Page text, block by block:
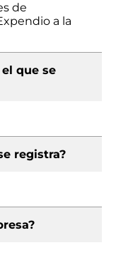
de
a la
que se
registra?